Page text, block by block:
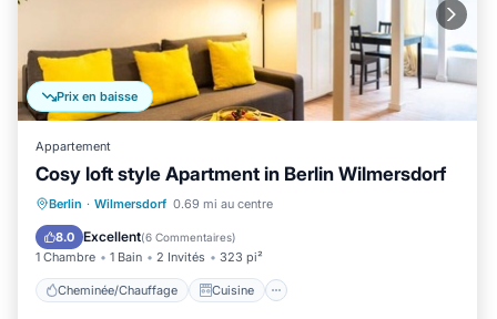
Prix en baisse
Appartement
Cosy loft style Apartment in Berlin Wilmersdorf
Berlin · Wilmersdorf 0.69 mi au centre
8.0 Excellent(6 Commentaires)
1 Chambre 1 Bain 2 Invités 323 pi²
Cheminée/Chauffage Cuisine
Cheminée/Chauffage
Cuisine
Internet
Adapté aux enfants